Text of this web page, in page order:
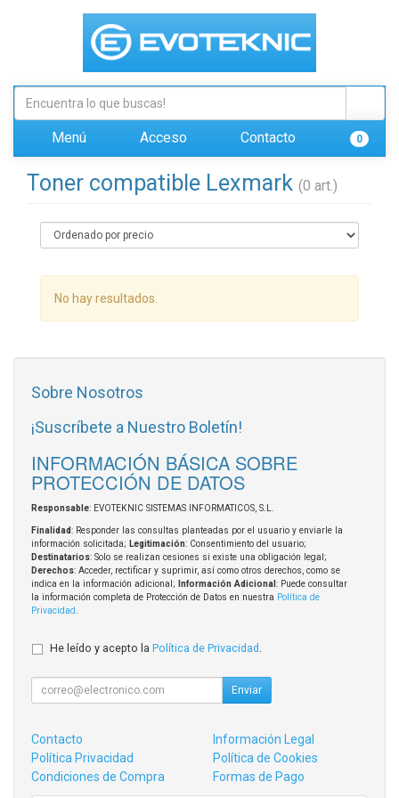
Menú Acceso Contacto 0
Toner compatible Lexmark (0 art.)
No hay resultados.
Sobre Nosotros
¡Suscríbete a Nuestro Boletín!
INFORMACIÓN BÁSICA SOBRE
PROTECCIÓN DE DATOS
Responsable: EVOTEKNIC SISTEMAS INFORMATICOS, S.L.
Finalidad: Responder las consultas planteadas por el usuario y enviarle la
información solicitada; Legitimación: Consentimiento del usuario;
Destinatarios: Solo se realizan cesiones si existe una obligación legal;
Derechos: Acceder, rectificar y suprimir, así como otros derechos, como se
indica en la información adicional;
Información Adicional : Puede consultar
la información completa de Protección de Datos en nuestra Política de
Privacidad
He leído y acepto la Política de Privacidad .
Enviar
Contacto
Información Legal
Política Privacidad
Política de Cookies
Condiciones de Compra
Formas de Pago